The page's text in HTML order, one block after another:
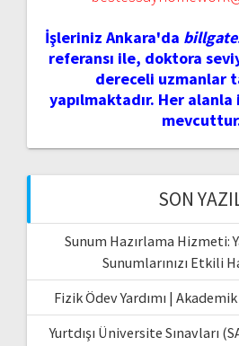
İşleriniz Ankara'da
referansı ile, doktora
dereceli uzmanlar
yapılmaktadır. Her
SON
Sunum Hazırlama Hizmeti:
Sunumlarınızı Etkili
Fizik Ödev Yardımı |
Yurtdışı Üniversite Sınavları